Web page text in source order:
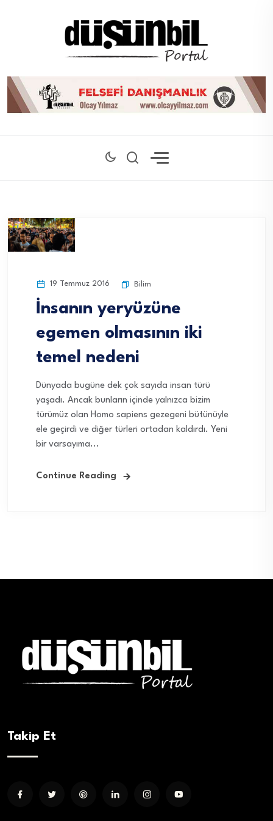
19 Temmuz 2016 Bilim
İnsanın yeryüzüne
egemen olmasının iki
temel nedeni
Dünyada bugüne dek çok sayıda insan türü
yaşadı. Ancak bunların içinde yalnızca bizim
türümüz olan Homo sapiens gezegeni bütünüyle
ele geçirdi ve diğer türleri ortadan kaldırdı. Yeni
bir varsayıma...
Continue Reading
Takip Et